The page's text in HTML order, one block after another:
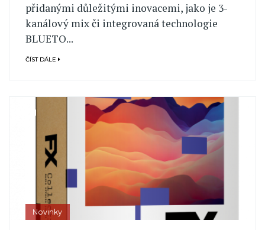
přidanými důležitými inovacemi, jako je 3-
kanálový mix či integrovaná technologie
BLUETO...
ČÍST DÁLE
Novinky